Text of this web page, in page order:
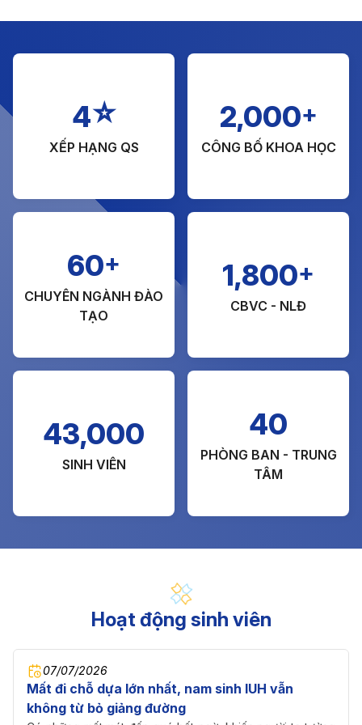
4☆
XẾP HẠNG QS
2,000+
CÔNG BỐ KHOA HỌC
60+
CHUYÊN NGÀNH ĐÀO
TẠO
1,800+
CBVC - NLĐ
43,000
SINH VIÊN
40
PHÒNG BAN - TRUNG
TÂM
Hoạt động sinh viên
07/07/2026
Mất đi chỗ dựa lớn nhất, nam sinh IUH vẫn
không từ bỏ giảng đường